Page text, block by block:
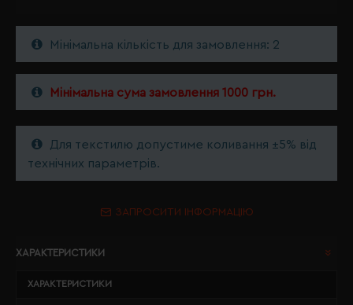
Мінімальна кількість для замовлення: 2
Мінімальна сума замовлення 1000 грн.
Для текстилю допустиме коливання ±5% від
технічних параметрів.
ЗАПРОСИТИ ІНФОРМАЦІЮ
ХАРАКТЕРИСТИКИ
ХАРАКТЕРИСТИКИ